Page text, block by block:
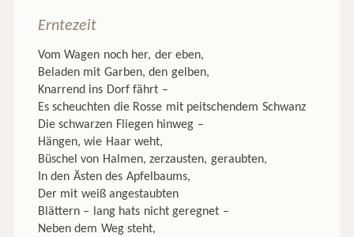
Erntezeit
Vom Wagen noch her, der eben,
Beladen mit Garben, den gelben,
Knarrend ins Dorf fährt –
Es scheuchten die Rosse mit peitschendem Schwanz
Die schwarzen Fliegen hinweg –
Hängen, wie Haar weht,
Büschel von Halmen, zerzausten, geraubten,
In den Ästen des Apfelbaums,
Der mit weiß angestaubten
Blättern – lang hats nicht geregnet –
Neben dem Weg steht,